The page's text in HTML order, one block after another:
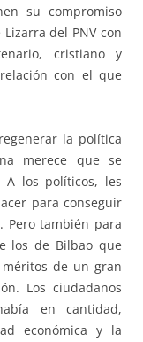
su compromiso
del PNV con
cristiano y
con el que
la política
merece que se
A los políticos, les
para conseguir
Pero también para
los de Bilbao que
de un gran
Los ciudadanos
en cantidad,
económica y la